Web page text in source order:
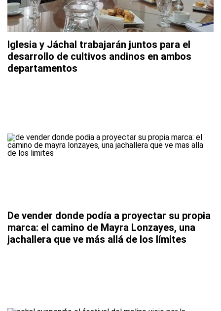
Iglesia y Jáchal trabajarán juntos para el
desarrollo de cultivos andinos en ambos
departamentos
De vender donde podía a proyectar su propia
marca: el camino de Mayra Lonzayes, una
jachallera que ve más allá de los límites